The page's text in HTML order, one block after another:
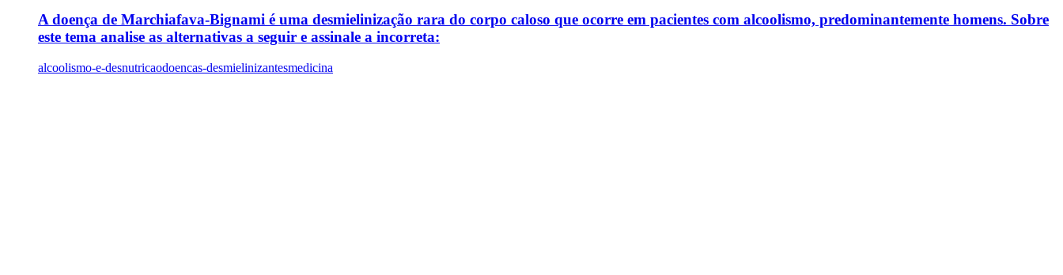
A doença de Marchiafava-Bignami é uma desmielinização rara do corpo caloso que ocorre em pacientes com alcoolismo, predominantemente homens. Sobre
este tema analise as alternativas a seguir e assinale a incorreta:
alcoolismo-e-desnutricaodoencas-desmielinizantesmedicina